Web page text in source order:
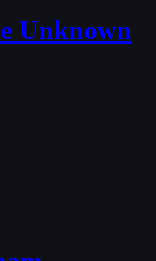
Unknown